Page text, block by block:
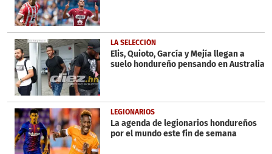
LA SELECCIÓN
Elis, Quioto, García y Mejía llegan a
suelo hondureño pensando en Australia
LEGIONARIOS
La agenda de legionarios hondureños
por el mundo este fin de semana